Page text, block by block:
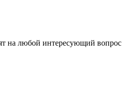
на любой интересующий вопрос